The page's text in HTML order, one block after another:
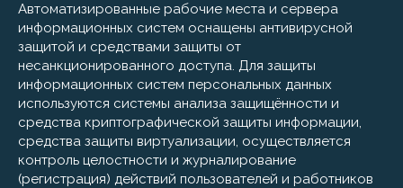
Автоматизированные рабочие места и сервера
информационных систем оснащены антивирусной
защитой и средствами защиты от
несанкционированного доступа. Для защиты
информационных систем персональных данных
используются системы анализа защищённости и
средства криптографической защиты информации,
средства защиты виртуализации, осуществляется
контроль целостности и журналирование
(регистрация) действий пользователей и работников